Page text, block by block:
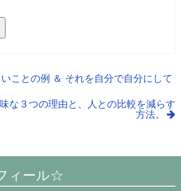
ことの例 ＆ それを自分で自分にして
な３つの理由と、人との比較を減らす
方法。
ィール☆